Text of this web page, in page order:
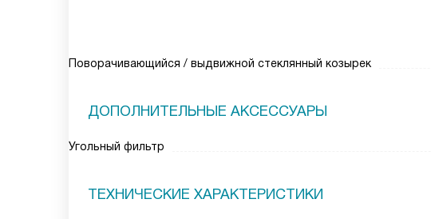
Поворачивающийся / выдвижной стеклянный козырек
ДОПОЛНИТЕЛЬНЫЕ АКСЕССУАРЫ
Угольный фильтр
ТЕХНИЧЕСКИЕ ХАРАКТЕРИСТИКИ